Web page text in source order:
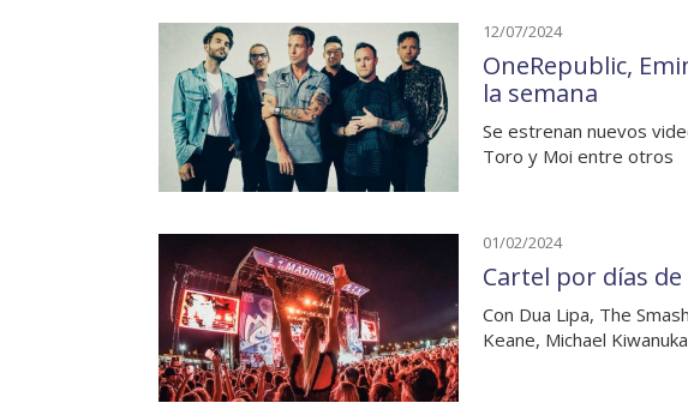
12/07/2024
OneRepublic,
la semana
Se estrenan nuevos
Toro y Moi entre otros
01/02/2024
Cartel por días de
Con Dua Lipa, The
Keane, Michael